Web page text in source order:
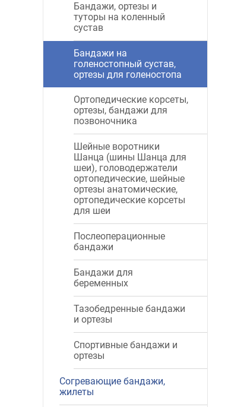
Бандажи, ортезы и
туторы на коленный
сустав
Бандажи на
голеностопный сустав,
ортезы для голеностопа
Ортопедические корсеты,
ортезы, бандажи для
позвоночника
Шейные воротники
Шанца (шины Шанца для
шеи), головодержатели
ортопедические, шейные
ортезы анатомические,
ортопедические корсеты
для шеи
Послеоперационные
бандажи
Бандажи для
беременных
Тазобедренные бандажи
и ортезы
Спортивные бандажи и
ортезы
Cогревающие бандажи,
жилеты